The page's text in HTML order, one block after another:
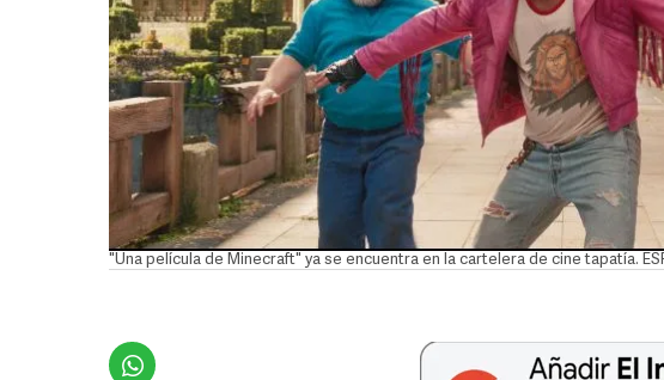
"Una película de Minecraft" ya se encuentra en la cartelera de cine tapatía.